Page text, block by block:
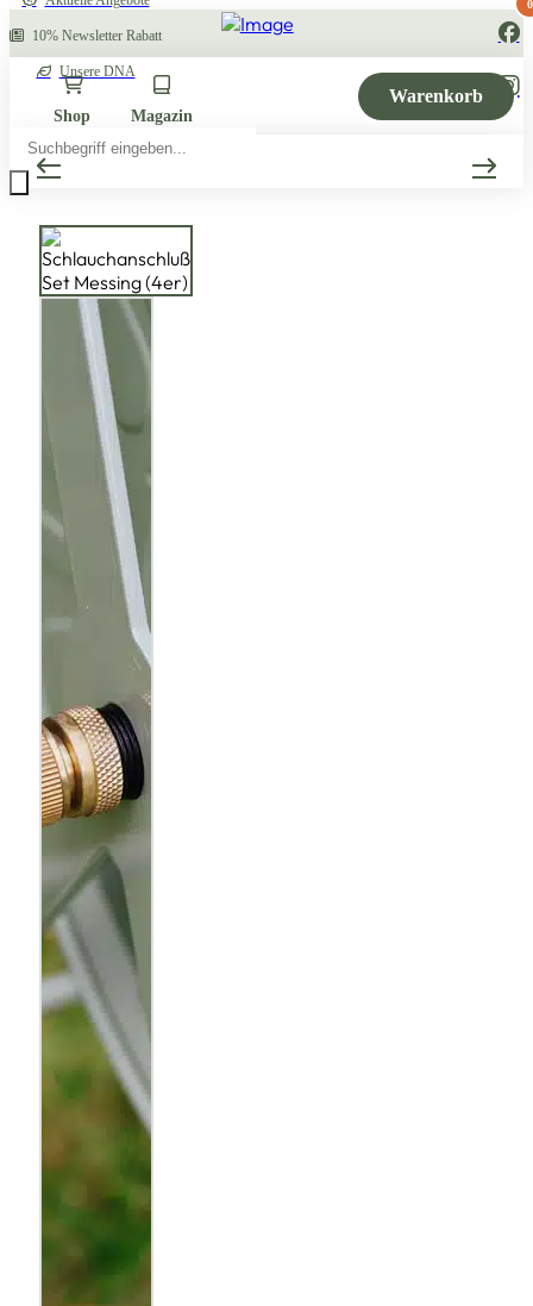
10% Newsletter Rabatt
Unsere DNA
Shop Magazin
Warenkorb
0
Products
search